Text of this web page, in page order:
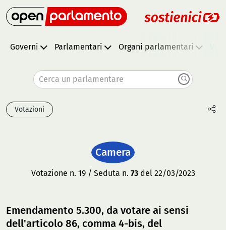
Governi Parlamentari Organi parlamentari
Cerca un parlamentare
Votazioni
Camera
Votazione n. 19 / Seduta n. 73del 22/03/2023
Emendamento 5.300, da votare ai sensi
dell'articolo 86, comma 4-bis, del